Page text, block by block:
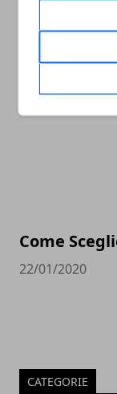
Passare a
11/12/2020
Come
22/01/2020
CATEGORIE